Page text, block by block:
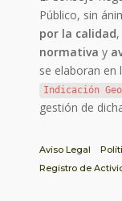
Público, sin
por la calidad
normativa y
se elaboran en
Indicación
gestión de
Aviso Legal
Registro de